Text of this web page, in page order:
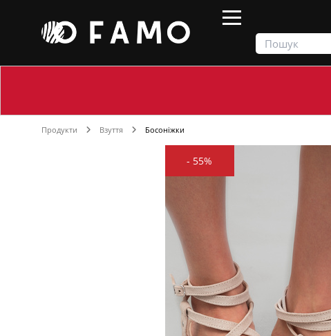
Продукти Взуття Босоніжки
- 55%